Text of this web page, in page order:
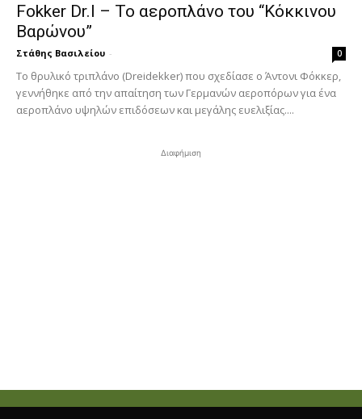
Fokker Dr.I – To αεροπλάνο του “Κόκκινου
Βαρώνου”
Στάθης Βασιλείου - 0
Tο θρυλικό τριπλάνο (Dreidekker) που σχεδίασε ο Άντονι Φόκκερ,
γεννήθηκε από την απαίτηση των Γερμανών αεροπόρων για ένα
αεροπλάνο υψηλών επιδόσεων και μεγάλης ευελιξίας....
Διαφήμιση